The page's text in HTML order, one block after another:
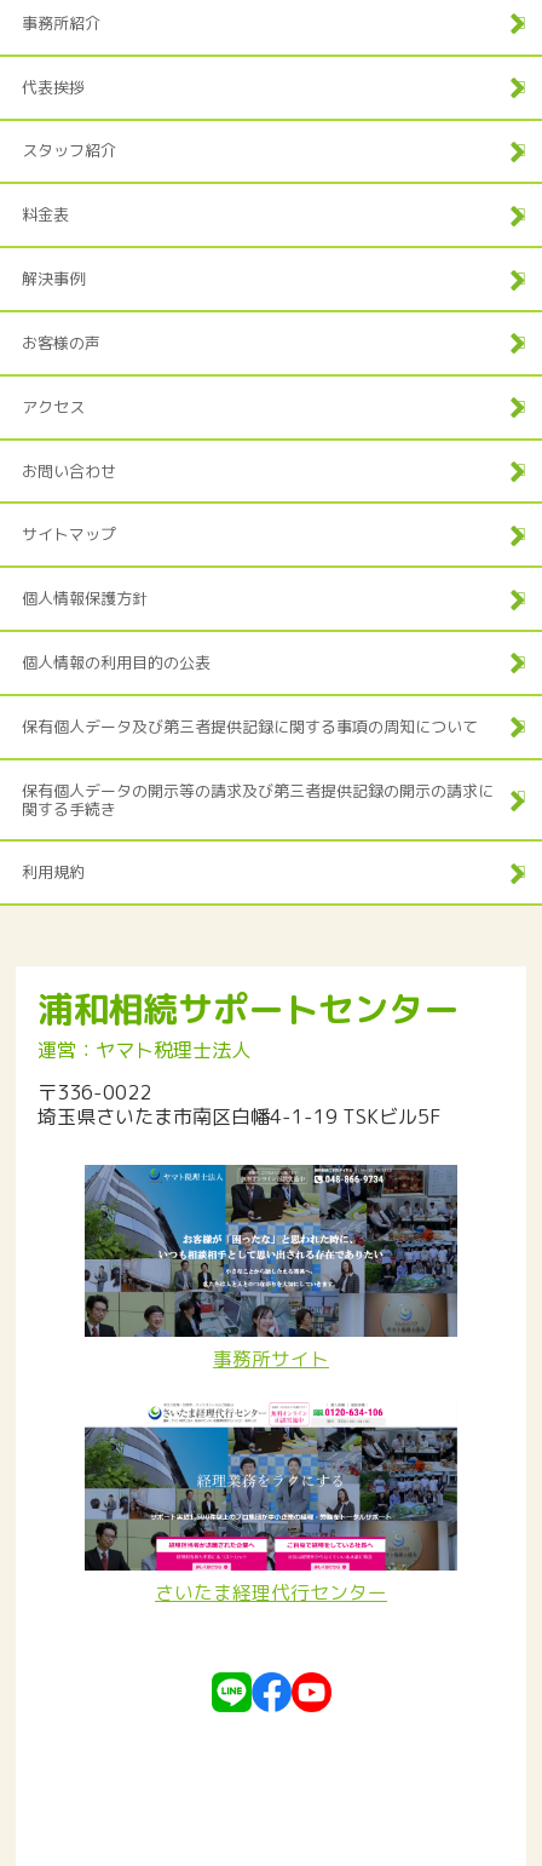
事務所紹介
代表挨拶
スタッフ紹介
料金表
解決事例
お客様の声
アクセス
お問い合わせ
サイトマップ
個人情報保護方針
個人情報の利用目的の公表
保有個人データ及び第三者提供記録に関する事項の周知について
保有個人データの開示等の請求及び第三者提供記録の開示の請求に
関する手続き
利用規約
浦和相続サポートセンター
運営：ヤマト税理士法人
〒336-0022
埼玉県さいたま市南区白幡4-1-19 TSKビル5F
事務所サイト
さいたま経理代行センター